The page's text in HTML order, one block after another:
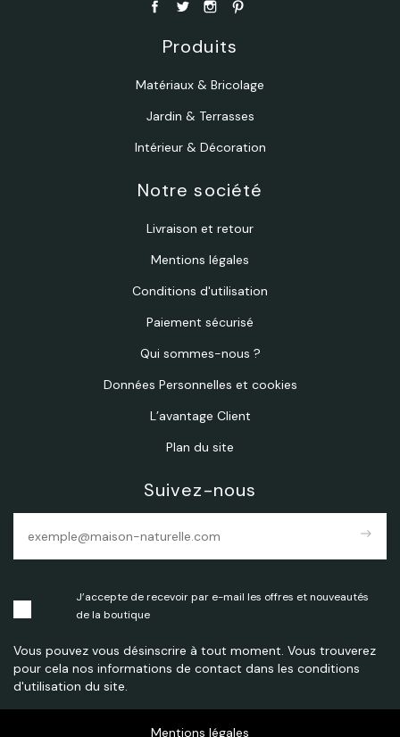
Produits
Matériaux & Bricolage
Jardin & Terrasses
Intérieur & Décoration
Notre société
Livraison et retour
Mentions légales
Conditions d'utilisation
Paiement sécurisé
Qui sommes-nous ?
Données Personnelles et cookies
L’avantage Client
Plan du site
Suivez-nous
east
J’accepte de recevoir par e-mail les offres et nouveautés
de la boutique
Vous pouvez vous désinscrire à tout moment. Vous trouverez
pour cela nos informations de contact dans les conditions
d'utilisation du site.
Mentions légales